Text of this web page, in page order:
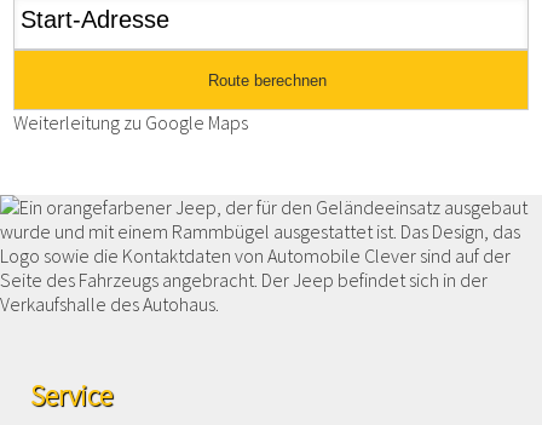
Weiterleitung zu Google Maps
Service